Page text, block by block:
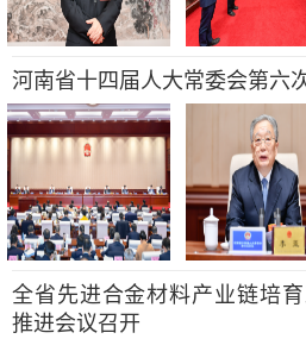
河南省十四届人大常委会第六
全省先进合金材料产业链培
推进会议召开